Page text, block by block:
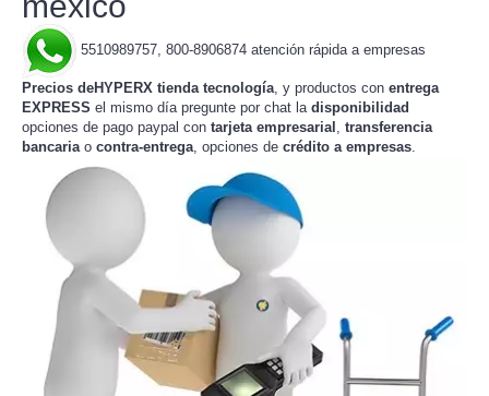
5510989757, 800-8906874 atención rápida a empresas
Precios deHYPERX tienda tecnología, y productos con entrega
EXPRESS el mismo día pregunte por chat la disponibilidad
opciones de pago paypal con tarjeta empresarial , transferencia
bancariao contra-entrega, opciones de crédito a empresas.